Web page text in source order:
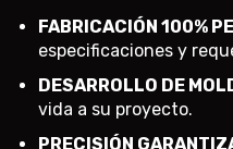
FABRICACIÓN 100%
especificaciones y
DESARROLLO DE
vida a su proyecto.
PRECISIÓN